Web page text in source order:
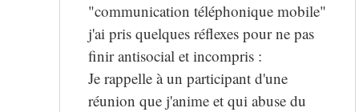
"communication téléphonique mobile"
j'ai pris quelques réflexes pour ne pas
finir antisocial et incompris :
Je rappelle à un participant d'une
réunion que j'anime et qui abuse du